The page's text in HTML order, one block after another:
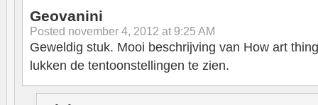
Geovanini
Posted november 4, 2012 at 9:25 AM
Geweldig stuk. Mooi beschrijving van How art
lukken de tentoonstellingen te zien.